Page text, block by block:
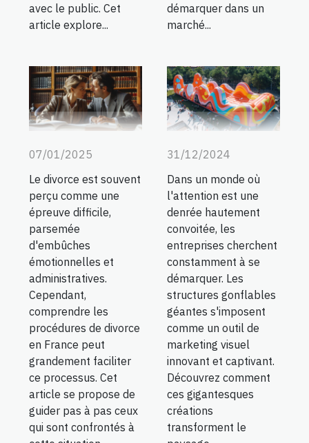
avec le public. Cet
article explore...
démarquer dans un
marché...
07/01/2025
Le divorce est souvent
perçu comme une
épreuve difficile,
parsemée
d'embûches
émotionnelles et
administratives.
Cependant,
comprendre les
procédures de divorce
en France peut
grandement faciliter
ce processus. Cet
article se propose de
guider pas à pas ceux
qui sont confrontés à
31/12/2024
Dans un monde où
l'attention est une
denrée hautement
convoitée, les
entreprises cherchent
constamment à se
démarquer. Les
structures gonflables
géantes s'imposent
comme un outil de
marketing visuel
innovant et captivant.
Découvrez comment
ces gigantesques
créations
transforment le